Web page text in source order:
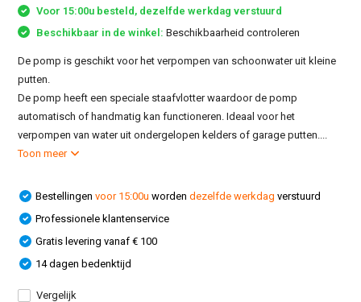
Voor 15:00u besteld, dezelfde werkdag verstuurd
Beschikbaar in de winkel:Beschikbaarheid controleren
De pomp is geschikt voor het verpompen van schoonwater uit kleine
putten.
De pomp heeft een speciale staafvlotter waardoor de pomp
automatisch of handmatig kan functioneren. Ideaal voor het
verpompen van water uit ondergelopen kelders of garage putten....
Toon meer
Bestellingenvoor 15:00u worden dezelfde werkdag verstuurd
Professionele klantenservice
Gratis levering vanaf € 100
14 dagen bedenktijd
Vergelijk